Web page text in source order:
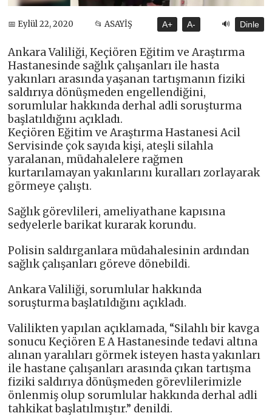
📅 Eylül 22, 2020 📂 ASAYİŞ A+ A- 🔊 Dinle
Ankara Valiliği, Keçiören Eğitim ve Araştırma
Hastanesinde sağlık çalışanları ile hasta
yakınları arasında yaşanan tartışmanın fiziki
saldırıya dönüşmeden engellendiğini,
sorumlular hakkında derhal adli soruşturma
başlatıldığını açıkladı.
Keçiören Eğitim ve Araştırma Hastanesi Acil
Servisinde çok sayıda kişi, ateşli silahla
yaralanan, müdahalelere rağmen
kurtarılamayan yakınlarını kuralları zorlayarak
görmeye çalıştı.
Sağlık görevlileri, ameliyathane kapısına
sedyelerle barikat kurarak korundu.
Polisin saldırganlara müdahalesinin ardından
sağlık çalışanları göreve dönebildi.
Ankara Valiliği, sorumlular hakkında
soruşturma başlatıldığını açıkladı.
Valilikten yapılan açıklamada, “Silahlı bir kavga
sonucu Keçiören E A Hastanesinde tedavi altına
alınan yaralıları görmek isteyen hasta yakınları
ile hastane çalışanları arasında çıkan tartışma
fiziki saldırıya dönüşmeden görevlilerimizle
önlenmiş olup sorumlular hakkında derhal adli
tahkikat başlatılmıştır.” denildi.